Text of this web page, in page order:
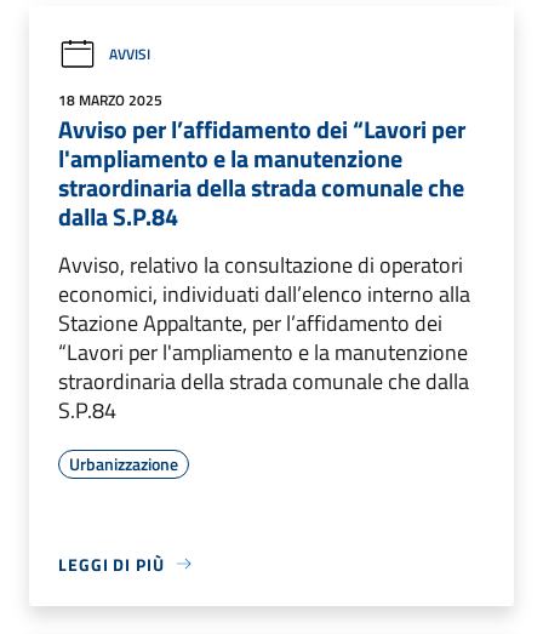
AVVISI
18 MARZO 2025
Avviso per l’affidamento dei “Lavori per
l'ampliamento e la manutenzione
straordinaria della strada comunale che
dalla S.P.84
Avviso, relativo la consultazione di operatori
economici, individuati dall’elenco interno alla
Stazione Appaltante, per l’affidamento dei
“Lavori per l'ampliamento e la manutenzione
straordinaria della strada comunale che dalla
S.P.84
Urbanizzazione
LEGGI DI PIÙ